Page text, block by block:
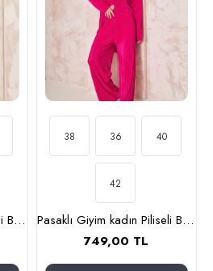
Pasaklı Giyim kadın Piliseli Bürümcük Pantolon Tunik Alt Üst Takım 3573374 Benetton
38 36 40
42
Pasaklı Giyim kadın Piliseli Bürümcük Pantolon Tunik Alt Üst Takım 3573374 Fuşya
749,00 TL